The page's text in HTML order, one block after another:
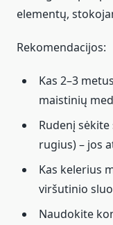
elementų,
Rekomendacijos:
Kas 2–3
maistinių
Rudenį
rugius) – jos
Kas kelerius
viršutinio
Naudokite